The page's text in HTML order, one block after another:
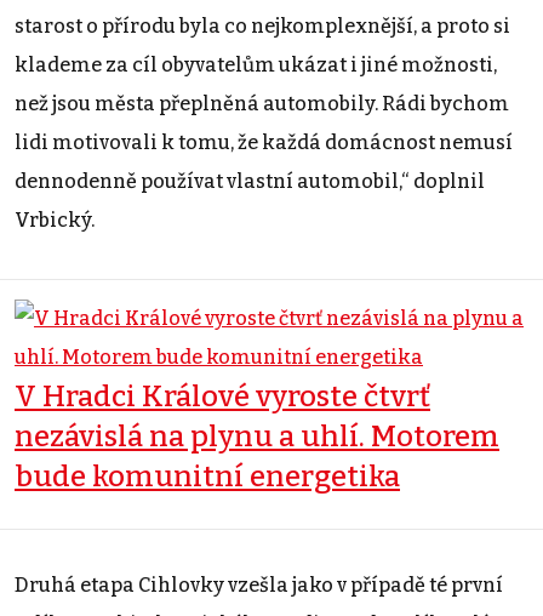
starost o přírodu byla co nejkomplexnější, a proto si
klademe za cíl obyvatelům ukázat i jiné možnosti,
než jsou města přeplněná automobily. Rádi bychom
lidi motivovali k tomu, že každá domácnost nemusí
dennodenně používat vlastní automobil,“ doplnil
Vrbický.
V Hradci Králové vyroste čtvrť
nezávislá na plynu a uhlí. Motorem
bude komunitní energetika
Druhá etapa Cihlovky vzešla jako v případě té první